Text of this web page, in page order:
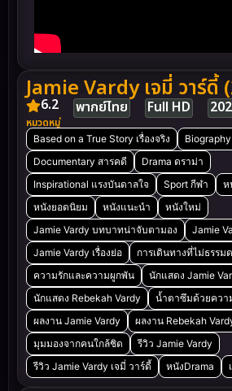
Jamie Vardy เจมี่ วาร์ดี้
6.2 พากย์ไทย Full HD
หมวดหมู่
Based on a True Story เรื่องจริง
Documentary สารคดี
Drama ดราม่า
Inspirational แรงบันดาลใจ
Sport กีฬา ห
หนังยอดนิยม
หนังแนะนำ
หนังใหม่
Jamie Vardy บทบาทน่าจับตามอง
Jamie
Jamie Vardy เรื่องย่อ
การเดินทางที่ไม่ธรรม
ความรักและความผูกพัน
นักแสดง Jamie
นักแสดง Rebekah Vardy
น้ำตาซึมด้วยควา
ผลงาน Jamie Vardy
ผลงาน Rebekah
มุมมองจากคนใกล้ชิด
รีวิว Jamie Vardy
รีวิว Jamie Vardy เจมี่ วาร์ดี้
หนังDrama